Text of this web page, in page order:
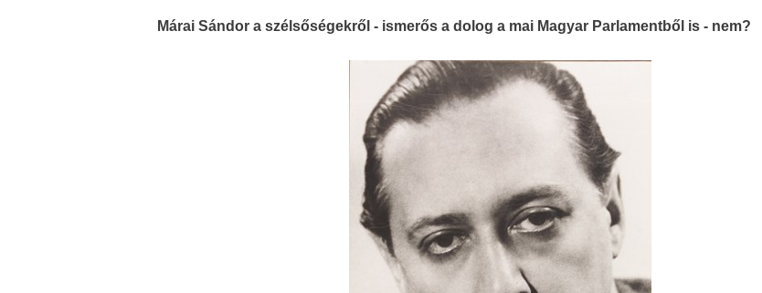
Márai Sándor a szélsőségekről - ismerős a dolog a mai Magyar Parlamentből is - nem?